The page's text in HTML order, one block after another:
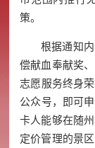
策。
根据通知
偿献血奉献奖
志愿服务终身
公众号，即可
卡人能够在随
定价管理的景